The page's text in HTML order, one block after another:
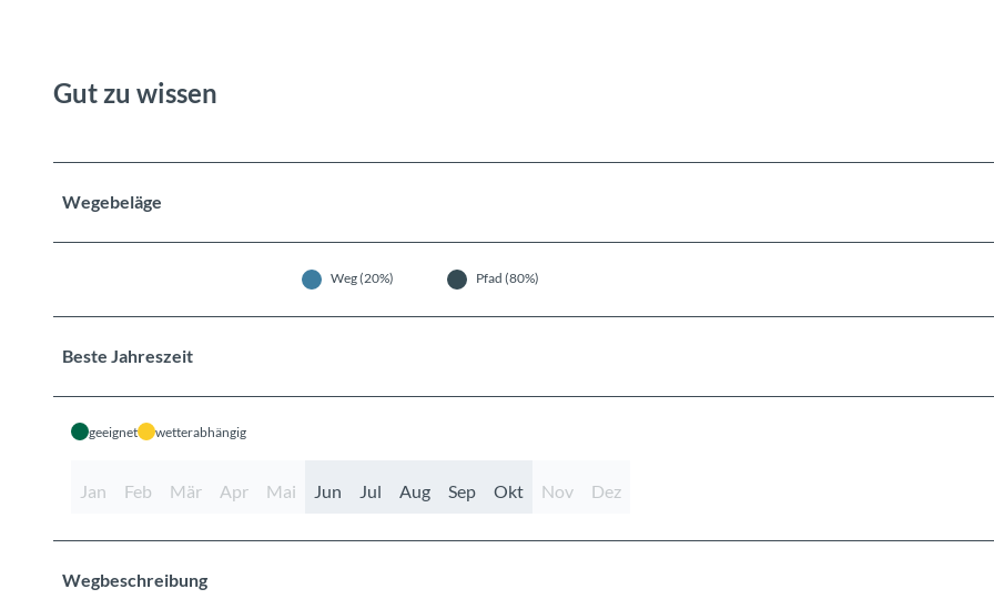
Gut zu wissen
Wegebeläge
Weg (20%) Pfad (80%)
Beste Jahreszeit
geeignet wetterabhängig
Jan Feb Mär Apr Mai Jun Jul Aug Sep Okt Nov Dez
Wegbeschreibung